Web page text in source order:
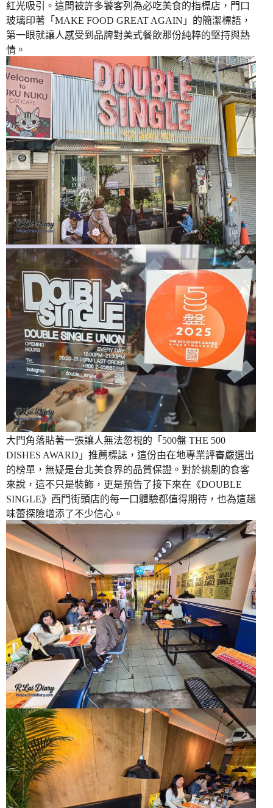
紅光吸引。這間被許多饕客列為必吃美食的指標店，門口
玻璃印著「MAKE FOOD GREAT AGAIN」的簡潔標語，
第一眼就讓人感受到品牌對美式餐飲那份純粹的堅持與熱
情。
大門角落貼著一張讓人無法忽視的「500盤 THE 500
DISHES AWARD」推薦標誌，這份由在地專業評審嚴選出
的榜單，無疑是台北美食界的品質保證。對於挑剔的食客
來說，這不只是裝飾，更是預告了接下來在《DOUBLE
SINGLE》西門街頭店的每一口體驗都值得期待，也為這趟
味蕾探險增添了不少信心。